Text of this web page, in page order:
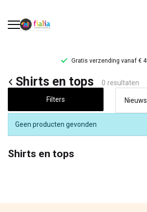
Gratis verzending vanaf €
Shirts
tops
FiaLia
Shirts en tops 0 resultaten
Filters
Geen producten gevonden
Shirts en tops